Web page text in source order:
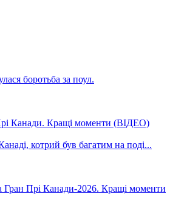
Канади. Кращі моменти (ВІДЕО)
Гран Прі Канади-2026. Кращі моменти